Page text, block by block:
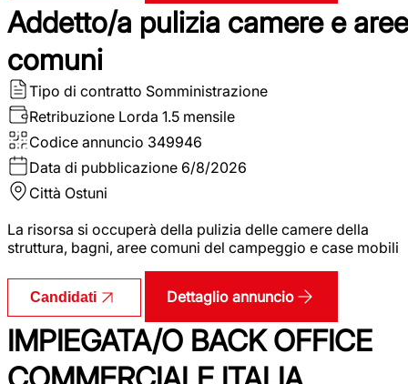
Addetto/a pulizia camere e aree
comuni
Tipo di contratto Somministrazione
Retribuzione Lorda 1.5 mensile
Codice annuncio 349946
Data di pubblicazione 6/8/2026
Città Ostuni
La risorsa si occuperà della pulizia delle camere della
struttura, bagni, aree comuni del campeggio e case mobili
Candidati Dettaglio annuncio
IMPIEGATA/O BACK OFFICE